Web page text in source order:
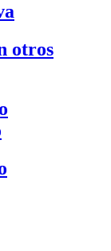
otros